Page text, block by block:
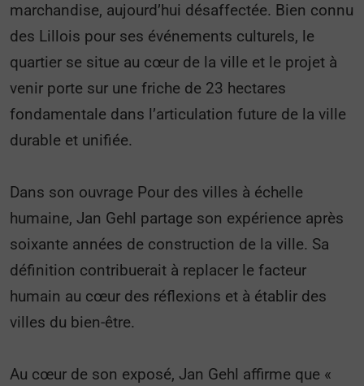
marchandise, aujourd’hui désaffectée. Bien connu
des Lillois pour ses événements culturels, le
quartier se situe au cœur de la ville et le projet à
venir porte sur une friche de 23 hectares
fondamentale dans l’articulation future de la ville
durable et unifiée.
Dans son ouvrage Pour des villes à échelle
humaine, Jan Gehl partage son expérience après
soixante années de construction de la ville. Sa
définition contribuerait à replacer le facteur
humain au cœur des réflexions et à établir des
villes du bien-être.
Au cœur de son exposé, Jan Gehl affirme que «